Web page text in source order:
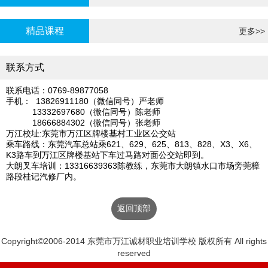
炉证年审
精品课程 更多>>
联系方式
联系电话：0769-89877058
手机： 13826911180（微信同号）严老师
13332697680（微信同号）陈老师
18666884302（微信同号）张老师
万江校址:东莞市万江区牌楼基村工业区公交站
乘车路线：东莞汽车总站乘621、629、625、813、828、X3、X6、
K3路车到万江区牌楼基站下车过马路对面公交站即到。
大朗叉车培训：13316639363陈教练，东莞市大朗镇水口市场旁莞樟
路段桂记汽修厂内。
返回顶部
Copyright©2006-2014 东莞市万江诚材职业培训学校 版权所有 All rights
reserved